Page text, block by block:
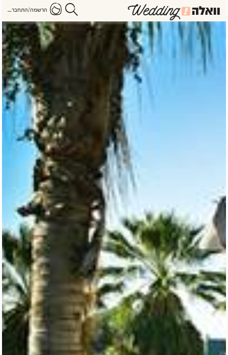
הרשמה/התחברות